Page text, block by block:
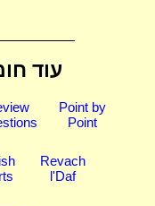
עוד
Point by
Point
Revach
l'Daf